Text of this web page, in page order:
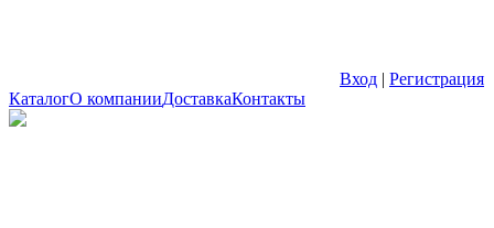
Вход | Регистрация
КаталогО компанииДоставкаКонтакты